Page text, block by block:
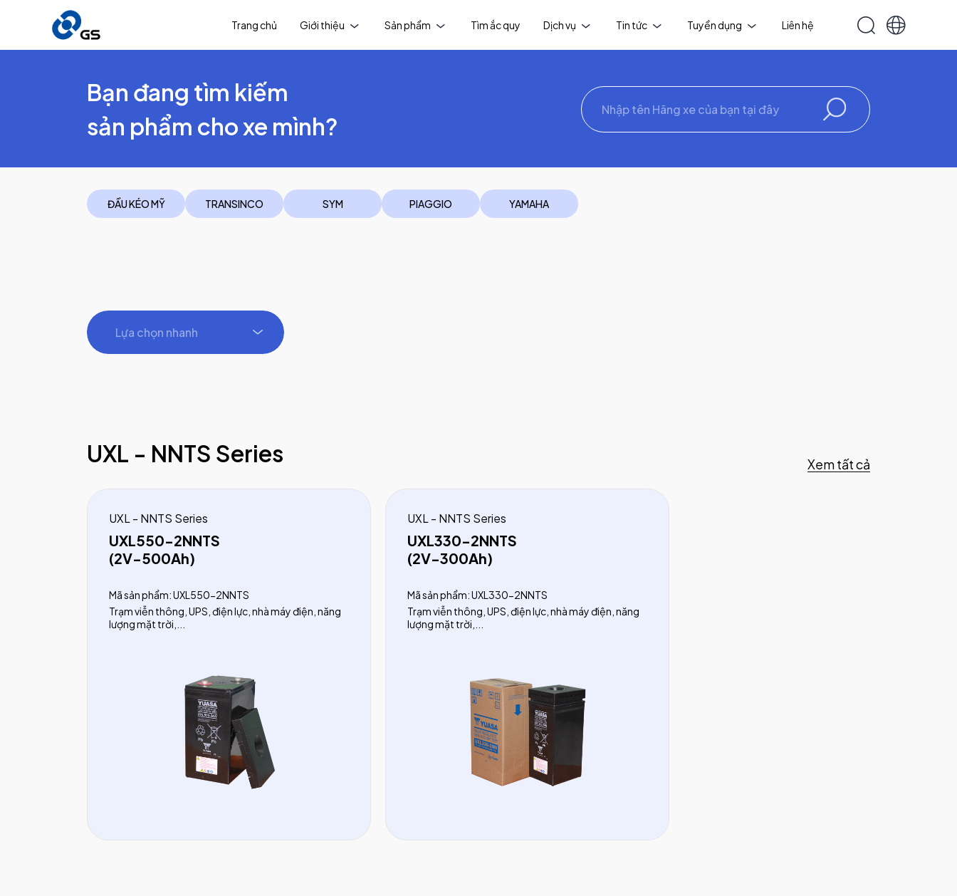
Trang chủ Giới thiệu Sản phẩm Tìm ắc quy Dịch vụ Tin tức Tuyển dụng Liên hệ
Bạn đang tìm kiếm
sản phẩm cho xe mình?
ĐẦU KÉO MỸ TRANSINCO SYM PIAGGIO YAMAHA
Lựa chọn nhanh
UXL - NNTS Series Xem tất cả
UXL - NNTS Series
UXL550-2NNTS
(2V-500Ah)
Mã sản phẩm: UXL550-2NNTS
Trạm viễn thông, UPS, điện lực, nhà máy điện, năng
lượng mặt trời,...
UXL - NNTS Series
UXL330-2NNTS
(2V-300Ah)
Mã sản phẩm: UXL330-2NNTS
Trạm viễn thông, UPS, điện lực, nhà máy điện, năng
lượng mặt trời,...